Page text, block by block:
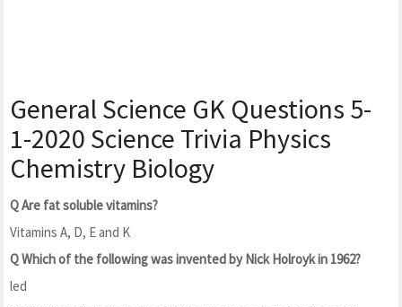
General Science GK Questions 5-
1-2020 Science Trivia Physics
Chemistry Biology
Q Are fat soluble vitamins?
Vitamins A, D, E and K
Q Which of the following was invented by Nick Holroyk in 1962?
led